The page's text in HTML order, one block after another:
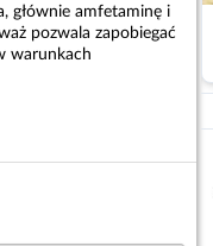
głównie amfetaminę i
pozwala zapobiegać
warunkach